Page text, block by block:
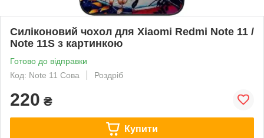
Силіконовий чохол для Xiaomi Redmi Note 11 /
Note 11S з картинкою
Готово до відправки
Код: Note 11 Сова
Роздріб
220 ₴
Купити